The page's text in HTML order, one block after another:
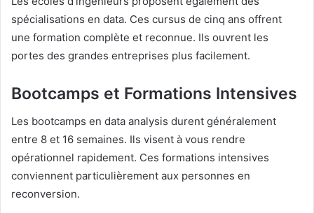
spécialisations en data. Ces cursus de cinq ans offrent
une formation complète et reconnue. Ils ouvrent les
portes des grandes entreprises plus facilement.
Bootcamps et Formations Intensives
Les bootcamps en data analysis durent généralement
entre 8 et 16 semaines. Ils visent à vous rendre
opérationnel rapidement. Ces formations intensives
conviennent particulièrement aux personnes en
reconversion.